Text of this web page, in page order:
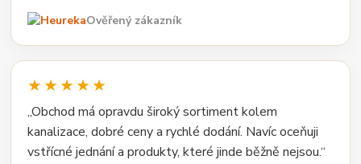
Ověřený zákazník
★★★★★
„Obchod má opravdu široký sortiment kolem
kanalizace, dobré ceny a rychlé dodání. Navíc oceňuji
vstřícné jednání a produkty, které jinde běžně nejsou.“